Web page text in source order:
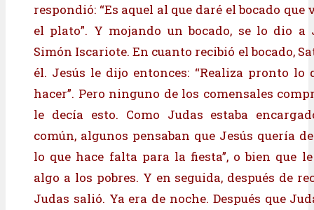
respondió: “Es aquel al que daré el bocado
el plato”. Y mojando un bocado, se lo dio a
Simón Iscariote. En cuanto recibió el bocado,
él. Jesús le dijo entonces: “Realiza pronto lo
hacer”. Pero ninguno de los comensales
le decía esto. Como Judas estaba
común, algunos pensaban que Jesús quería
lo que hace falta para la fiesta”, o bien que
algo a los pobres. Y en seguida, después de
Judas salió. Ya era de noche. Después que